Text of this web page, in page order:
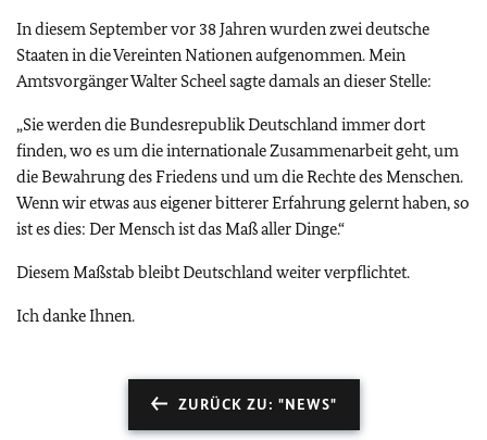
In diesem September vor 38 Jahren wurden zwei deutsche
Staaten in die Vereinten Nationen aufgenommen. Mein
Amtsvorgänger Walter Scheel sagte damals an dieser Stelle:
„Sie werden die Bundesrepublik Deutschland immer dort
finden, wo es um die internationale Zusammenarbeit geht, um
die Bewahrung des Friedens und um die Rechte des Menschen.
Wenn wir etwas aus eigener bitterer Erfahrung gelernt haben, so
ist es dies: Der Mensch ist das Maß aller Dinge.“
Diesem Maßstab bleibt Deutschland weiter verpflichtet.
Ich danke Ihnen.
ZURÜCK ZU: "NEWS"